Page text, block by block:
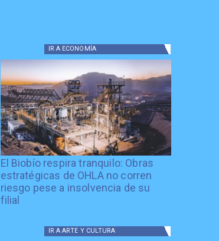
IR A ECONOMÍA
El Biobío respira tranquilo: Obras
estratégicas de OHLA no corren
riesgo pese a insolvencia de su
filial
IR A ARTE Y CULTURA